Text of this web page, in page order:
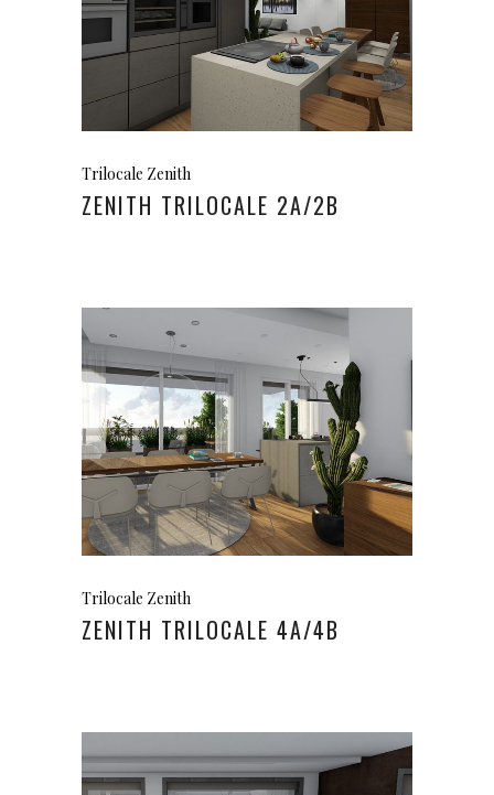
Trilocale Zenith
ZENITH TRILOCALE 2A/2B
Trilocale Zenith
ZENITH TRILOCALE 4A/4B